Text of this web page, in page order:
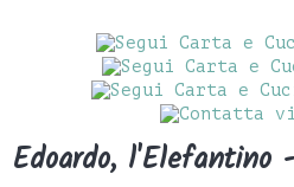
Edoardo, l'Elefantino